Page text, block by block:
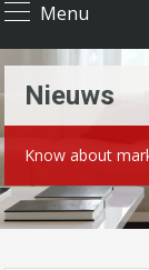
Menu
Nieuws
Know about